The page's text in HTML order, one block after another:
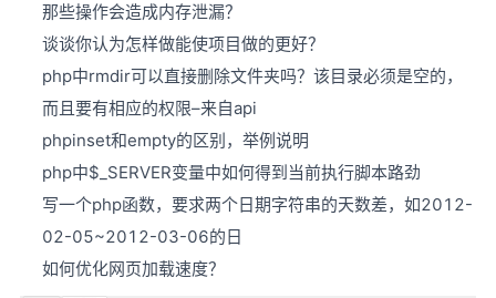
那些操作会造成内存泄漏？
谈谈你认为怎样做能使项目做的更好？
php中rmdir可以直接删除文件夹吗？该目录必须是空的，
而且要有相应的权限–来自api
phpinset和empty的区别，举例说明
php中$_SERVER变量中如何得到当前执行脚本路劲
写一个php函数，要求两个日期字符串的天数差，如2012-
02-05~2012-03-06的日
如何优化网页加载速度？